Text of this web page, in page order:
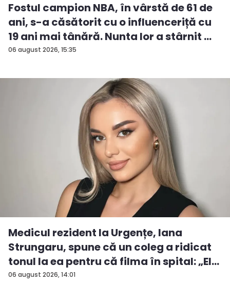
06 august 2026, 15:35
Fostul campion NBA, în vârstă de 61 de
ani, s-a căsătorit cu o influenceriță cu
19 ani mai tânără. Nunta lor a stârnit ...
06 august 2026, 14:01
Medicul rezident la Urgențe, Iana
Strungaru, spune că un coleg a ridicat
tonul la ea pentru că filma în spital: „El
a...